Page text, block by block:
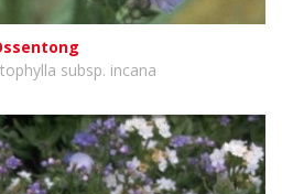
subsp. incana